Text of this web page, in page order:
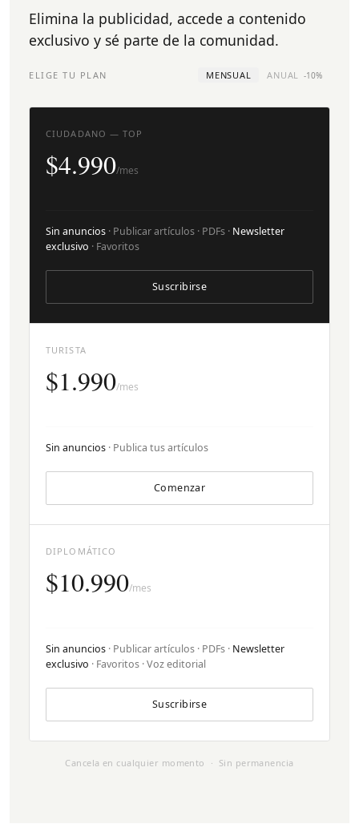
Elimina la publicidad, accede a contenido
exclusivo y sé parte de la comunidad.
ELIGE TU PLAN MENSUAL ANUAL -10%
TURISTA
$1.990/mes
Sin anuncios · Publica tus artículos
Comenzar
CIUDADANO — TOP
$4.990/mes
Sin anuncios · Publicar artículos · PDFs · Newsletter
exclusivo · Favoritos
Suscribirse
DIPLOMÁTICO
$10.990/mes
Sin anuncios · Publicar artículos · PDFs · Newsletter
exclusivo · Favoritos · Voz editorial
Suscribirse
Cancela en cualquier momento · Sin permanencia